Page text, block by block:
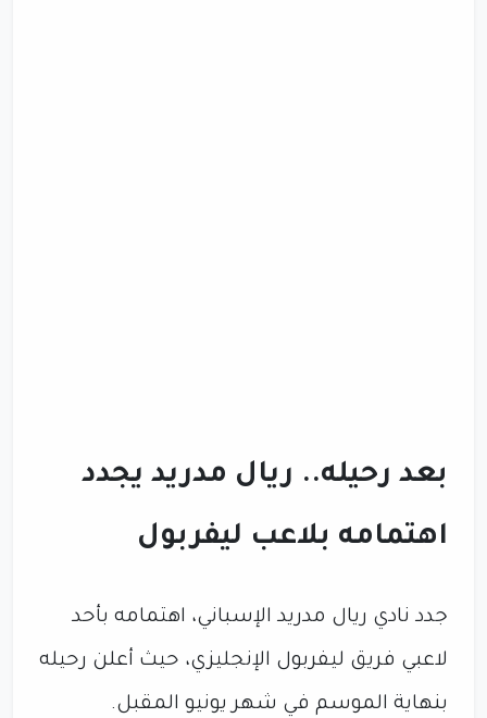
بعد رحيله.. ريال مدريد يجدد
اهتمامه بلاعب ليفربول
جدد نادي ريال مدريد الإسباني، اهتمامه بأحد
لاعبي فريق ليفربول الإنجليزي، حيث أعلن رحيله
بنهاية الموسم في شهر يونيو المقبل.